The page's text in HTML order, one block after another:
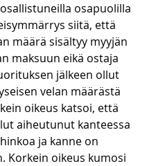
osapuolilla
siitä, että
määrä sisältyy myyjän
maksuun eikä ostaja
jälkeen ollut
velan määrästä
oikeus katsoi, että
aiheutunut kanteessa
ja kanne on
Korkein oikeus kumosi